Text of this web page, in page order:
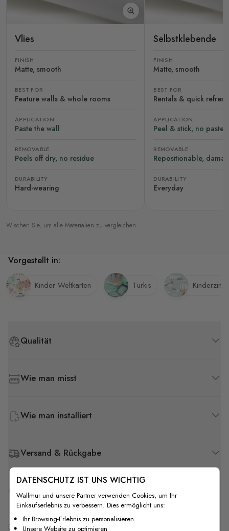
Vlies
FINISH
Matte, smooth
BEST FOR
Feature walls & whole rooms
APPLICATION
Paste the wall
REMOVABLE
Peels off dry, no residue
DURABILITY
Hard-wearing
Selbstklebende
FINISH
Matte, smooth
BEST FOR
Rentals & quick
APPLICATION
Peel & stick, no paste
REMOVABLE
Repositionable,
DURABILITY
Everyday
Wischen Sie, um alle Materialien zu vergleichen
Qualität
Wie man misst
Wie man installiert
Versand & Rückgabe
F.A.Q
Kostenlose Anpassung
Vorgestellt in:
Kinder Weltkarten Türkis
DATENSCHUTZ IST UNS WICHTIG
Wallmur und unsere Partner verwenden Cookies, um Ihr
Einkaufserlebnis zu verbessern. Dies ermöglicht uns:
Ihr Browsing-Erlebnis zu personalisieren
Unsere Website zu optimieren